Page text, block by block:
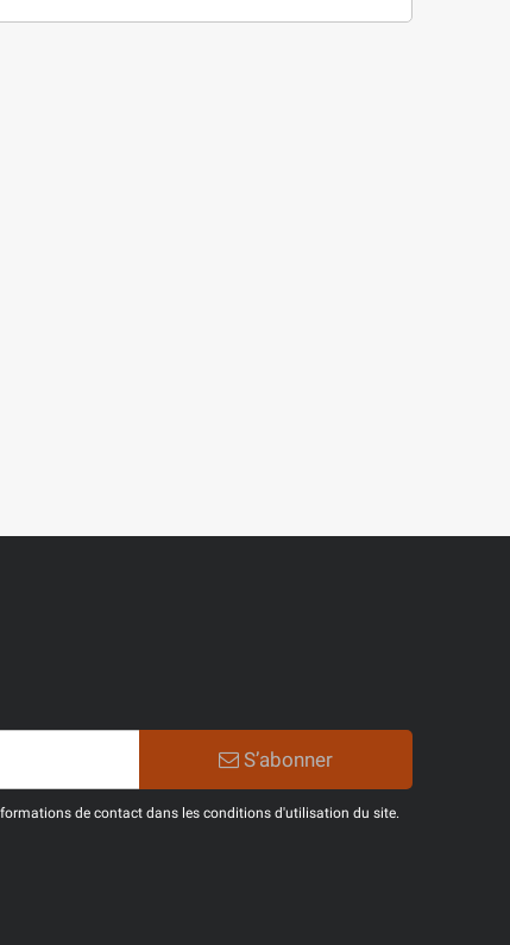
S’abonner
de contact dans les conditions d'utilisation du site.